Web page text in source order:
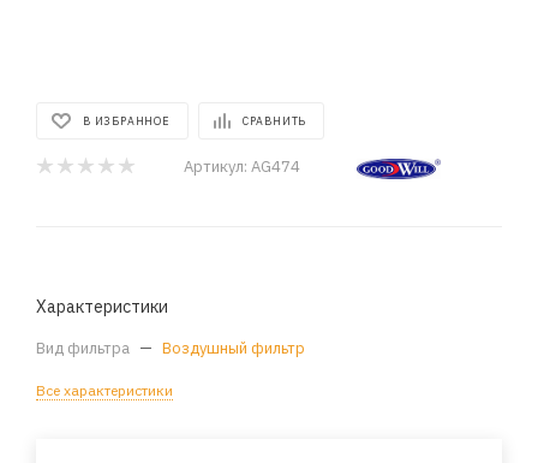
В ИЗБРАННОЕ СРАВНИТЬ
Артикул: AG474
Характеристики
Вид фильтра — Воздушный фильтр
Все характеристики